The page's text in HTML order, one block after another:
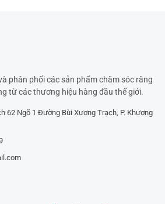
phân phối các sản phẩm chăm sóc răng
từ các thương hiệu hàng đầu thế giới.
62 Ngõ 1 Đường Bùi Xương Trạch, P. Khương